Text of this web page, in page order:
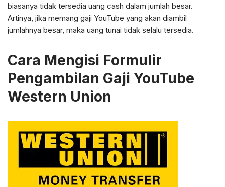
biasanya tidak tersedia uang cash dalam jumlah besar.
Artinya, jika memang gaji YouTube yang akan diambil
jumlahnya besar, maka uang tunai tidak selalu tersedia.
Cara Mengisi Formulir
Pengambilan Gaji YouTube
Western Union